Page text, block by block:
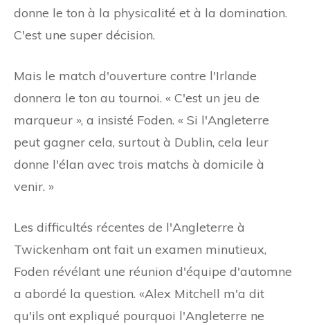
donne le ton à la physicalité et à la domination.
C'est une super décision.
Mais le match d'ouverture contre l'Irlande
donnera le ton au tournoi. « C'est un jeu de
marqueur », a insisté Foden. « Si l'Angleterre
peut gagner cela, surtout à Dublin, cela leur
donne l'élan avec trois matchs à domicile à
venir. »
Les difficultés récentes de l'Angleterre à
Twickenham ont fait un examen minutieux,
Foden révélant une réunion d'équipe d'automne
a abordé la question. «Alex Mitchell m'a dit
qu'ils ont expliqué pourquoi l'Angleterre ne